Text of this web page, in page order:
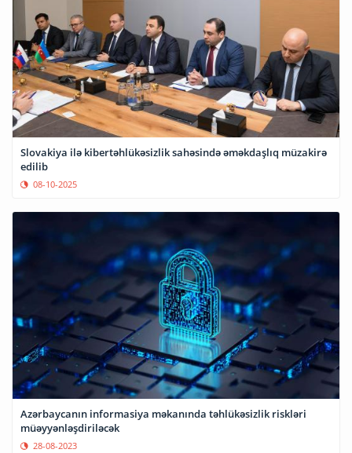
Slovakiya ilə kibertəhlükəsizlik sahəsində əməkdaşlıq müzakirə
edilib
08-10-2025
Azərbaycanın informasiya məkanında təhlükəsizlik riskləri
müəyyənləşdiriləcək
28-08-2023